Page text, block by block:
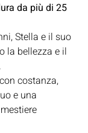
da più di 25
Stella e il suo
la bellezza e il
costanza,
e una